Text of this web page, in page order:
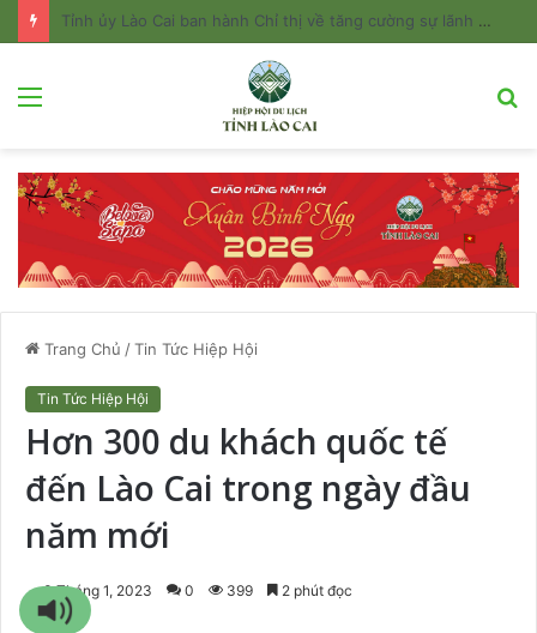
Tỉnh ủy Lào Cai ban hành Chỉ thị về tăng cường sự lãnh đạo của Đảng đối với công tác quản lý và phát triển du lịch
Menu
Trang Chủ /Tin Tức Hiệp Hội
Tin Tức Hiệp Hội
Hơn 300 du khách quốc tế
đến Lào Cai trong ngày đầu
năm mới
3 Tháng 1, 2023 0 399 2 phút đọc